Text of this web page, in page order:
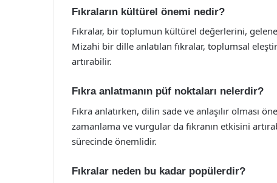
Fıkraların kültürel önemi nedir?
Fıkralar, bir toplumun kültürel değerlerini,
Mizahi bir dille anlatılan fıkralar, toplumsal
artırabilir.
Fıkra anlatmanın püf noktaları nelerdir?
Fıkra anlatırken, dilin sade ve anlaşılır olması
zamanlama ve vurgular da fıkranın etkisini
sürecinde önemlidir.
Fıkralar neden bu kadar popülerdir?